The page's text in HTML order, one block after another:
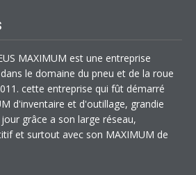
MAXIMUM est une entreprise
le domaine du pneu et de la roue
cette entreprise qui fût démarré
d'inventaire et d'outillage, grandie
grâce a son large réseau,
et surtout avec son MAXIMUM de